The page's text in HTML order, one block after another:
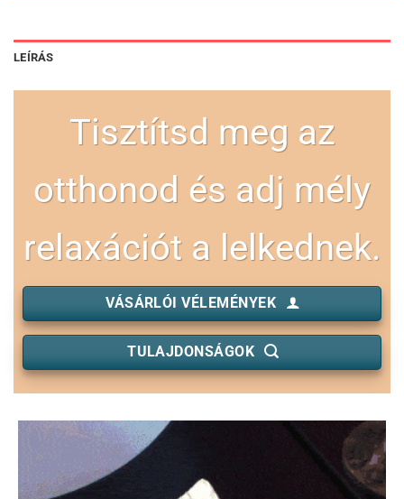
LEÍRÁS
Tisztítsd meg az
otthonod és adj mély
relaxációt a lelkednek.
VÁSÁRLÓI VÉLEMÉNYEK
TULAJDONSÁGOK